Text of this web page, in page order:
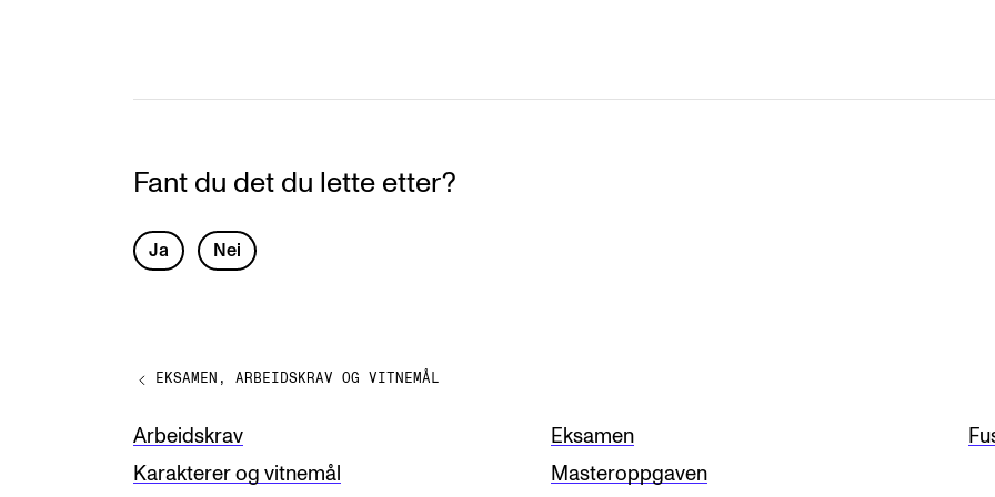
Fant du det du lette etter?
L
e
t
h
Ja Nei
EKSAMEN, ARBEIDSKRAV OG VITNEMÅL
Arbeidskrav Eksamen
Karakterer og vitnemål
Masteroppgaven